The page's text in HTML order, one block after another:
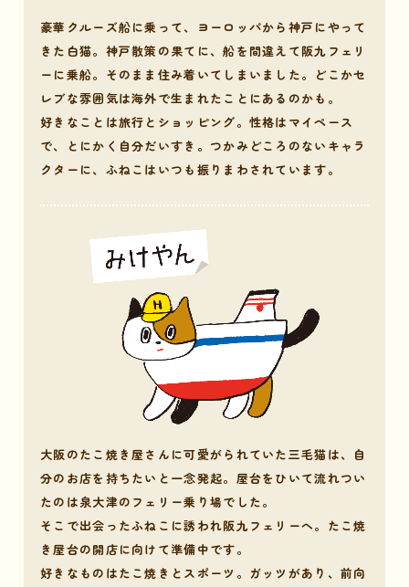
豪華クルーズ船に乗って、ヨーロッパから神戸にやって
きた白猫。神戸散策の果てに、船を間違えて阪九フェリ
ーに乗船。そのまま住み着いてしまいました。どこかセ
レブな雰囲気は海外で生まれたことにあるのかも。
好きなことは旅行とショッピング。性格はマイペース
で、とにかく自分だいすき。つかみどころのないキャラ
クターに、ふねこはいつも振りまわされています。
大阪のたこ焼き屋さんに可愛がられていた三毛猫は、自
分のお店を持ちたいと一念発起。屋台をひいて流れつい
たのは泉大津のフェリー乗り場でした。
そこで出会ったふねこに誘われ阪九フェリーへ。たこ焼
き屋台の開店に向けて準備中です。
好きなものはたこ焼きとスポーツ。ガッツがあり、前向